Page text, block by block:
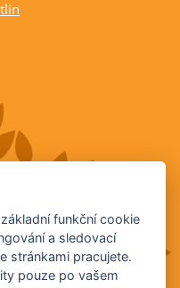
funkční cookie
a sledovací
stránkami pracujete.
pouze po vašem